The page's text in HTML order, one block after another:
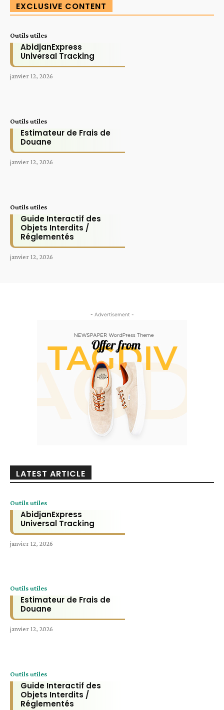
EXCLUSIVE CONTENT
Outils utiles
AbidjanExpress
Universal Tracking
janvier 12, 2026
Outils utiles
Estimateur de Frais de
Douane
janvier 12, 2026
Outils utiles
Guide Interactif des
Objets Interdits /
Réglementés
janvier 12, 2026
- Advertisement -
LATEST ARTICLE
Outils utiles
AbidjanExpress
Universal Tracking
janvier 12, 2026
Outils utiles
Estimateur de Frais de
Douane
janvier 12, 2026
Outils utiles
Guide Interactif des
Objets Interdits /
Réglementés